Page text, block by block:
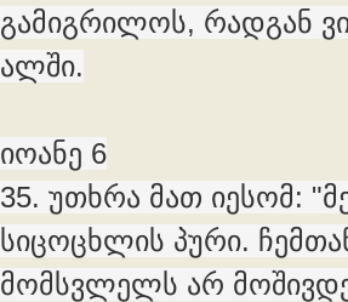
გამიგრილოს, რადგან
ალში.
იოანე 6
35. უთხრა მათ იესომ:
სიცოცხლის პური.
მომსვლელს არ